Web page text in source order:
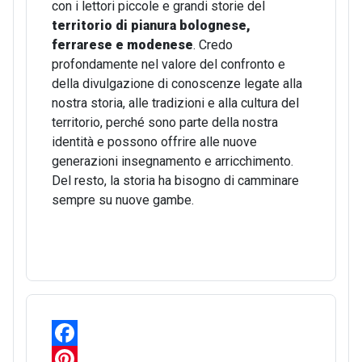
con i lettori piccole e grandi storie del
territorio di pianura bolognese,
ferrarese e modenese. Credo
profondamente nel valore del confronto e
della divulgazione di conoscenze legate alla
nostra storia, alle tradizioni e alla cultura del
territorio, perché sono parte della nostra
identità e possono offrire alle nuove
generazioni insegnamento e arricchimento.
Del resto, la storia ha bisogno di camminare
sempre su nuove gambe.
F